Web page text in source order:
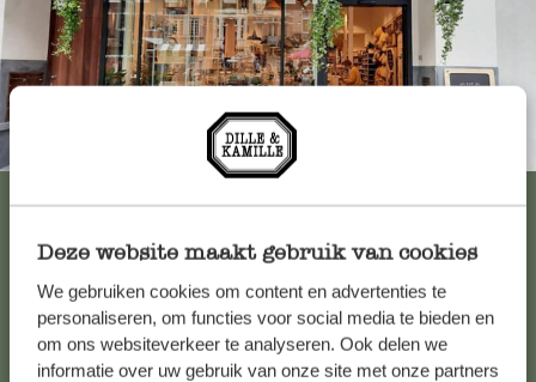
Deze website maakt gebruik van cookies
We gebruiken cookies om content en advertenties te
personaliseren, om functies voor social media te bieden en
om ons websiteverkeer te analyseren. Ook delen we
informatie over uw gebruik van onze site met onze partners
Immer in der Nähe
Kundenservice/Hilfe
Falls Sie Fragen haben oder Tipps und Hilfe brauchen, wenden